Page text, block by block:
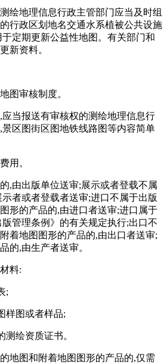
绘地理信息行政主管部门应当及时组
行政区划地名交通水系植被公共设施
定期更新公益性地图。有关部门和
新资料。
图审核制度。
当报送有审核权的测绘地理信息行
区图街区图地铁线路图等内容简单
用。
,由出版单位送审;展示或者登载不属
者或者登载者送审;进口不属于出版
形的产品的,由进口者送审;进口属于
管理条例》的有关规定执行;出口不
着地图图形的产品的,由出口者送审;
的,由生产者送审。
料:
;
样图或者样品;
测绘资质证书。
地图和附着地图图形的产品的,仅需